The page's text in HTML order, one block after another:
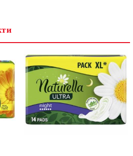
рамките на работния ден.